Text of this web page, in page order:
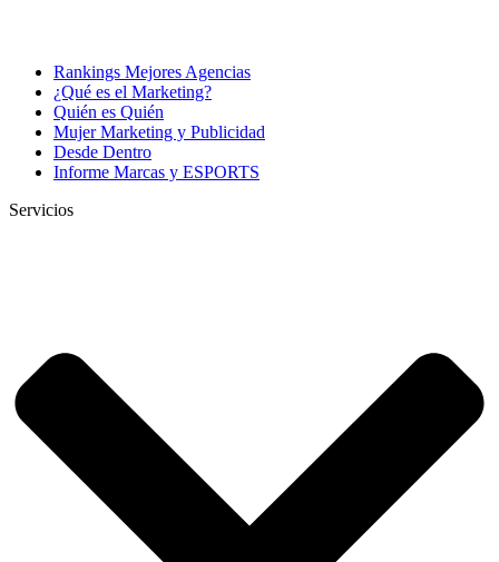
Rankings Mejores Agencias
¿Qué es el Marketing?
Quién es Quién
Mujer Marketing y Publicidad
Desde Dentro
Informe Marcas y ESPORTS
Servicios